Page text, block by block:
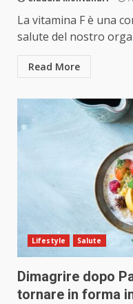
La vitamina F è una
salute del nostro
Read More
Lifestyle Salute
Dimagrire dopo
tornare in forma